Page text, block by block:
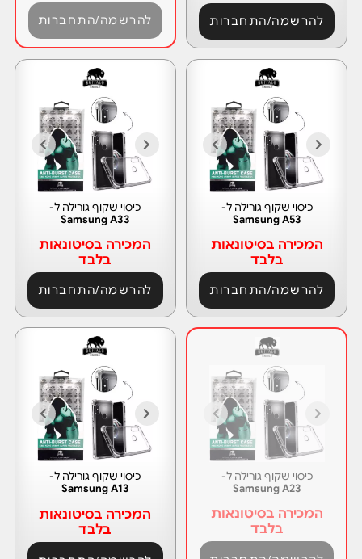
להרשמה/התחברות להרשמה/התחברות
כיסוי שקוף גורילה ל-
Samsung A53
המכירה בסיטונאות
בלבד
להרשמה/התחברות
כיסוי שקוף גורילה ל-
Samsung A33
המכירה בסיטונאות
בלבד
להרשמה/התחברות
כיסוי שקוף גורילה ל-
Samsung A23
המכירה בסיטונאות
בלבד
כיסוי שקוף גורילה ל-
Samsung A13
המכירה בסיטונאות
בלבד